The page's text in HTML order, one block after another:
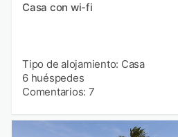
Casa con wi-fi
Tipo de alojamiento: Casa
6 huéspedes
Comentarios: 7